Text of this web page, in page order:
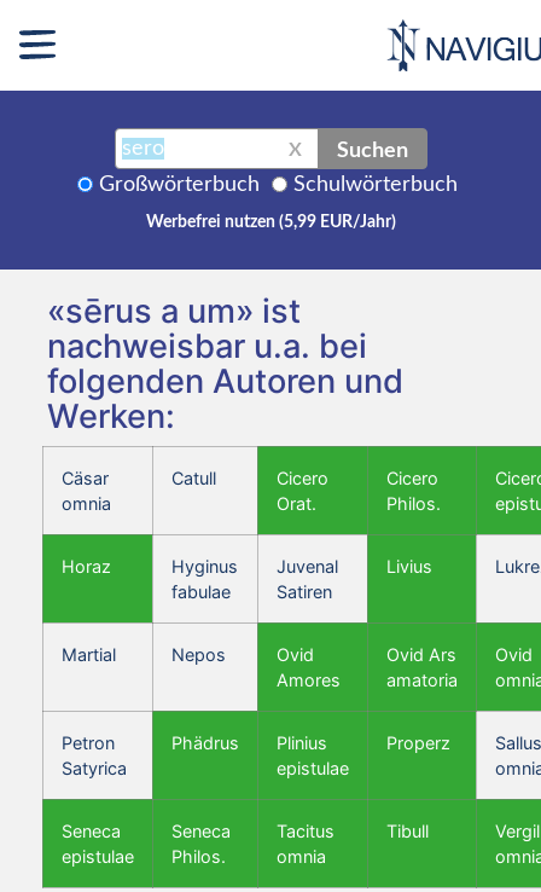
X Suchen
Großwörterbuch Schulwörterbuch
Werbefrei nutzen (5,99 EUR/Jahr)
«sērus a um» ist
nachweisbar u.a. bei
folgenden Autoren und
Werken:
Cäsar
omnia
Catull
Cicero
Orat.
Cicero
Philos.
Horaz
Hyginus
fabulae
Juvenal
Satiren
Livius
Martial Nepos
Ovid
Amores
Ovid Ars
amatoria
Ovid
Petron
Satyrica
Phädrus
Plinius
epistulae
Properz
Seneca
epistulae
Seneca
Philos.
Tacitus
omnia
Tibull
Vergil